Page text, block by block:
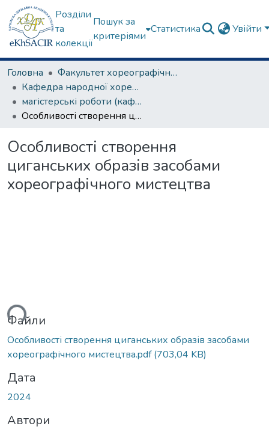
Розділи
та
колекції
Пошук за
критеріями
Статистика Увійти
Головна
Факультет хореографічного мистецтва
Кафедра народної хореографії та теорії танцю
магістерські роботи (кафедра народної хореографії та теорії танцю)
Особливості створення циганських образів засобами хореографічного мистецтва
Особливості створення
циганських образів засобами
хореографічного мистецтва
Файли
Особливості створення циганських образів засобами
хореографічного мистецтва.pdf(703,04 KB)
Дата
2024
Автори